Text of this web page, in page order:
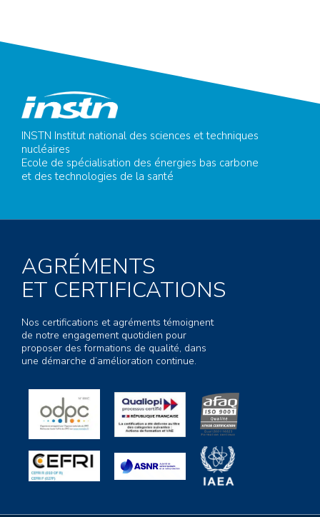
INSTN Institut national des sciences et techniques
nucléaires
Ecole de spécialisation des énergies bas carbone
et des technologies de la santé
AGRÉMENTS
ET CERTIFICATIONS
Nos certifications et agréments témoignent
de notre engagement quotidien pour
proposer des formations de qualité, dans
une démarche d’amélioration continue.